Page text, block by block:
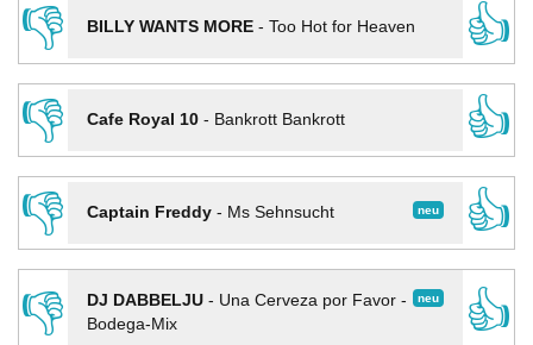
👎
BILLY WANTS MORE- Too Hot for Heaven
👍
👎
Cafe Royal 10- Bankrott Bankrott
👍
👎
neu
Captain Freddy- Ms Sehnsucht
👍
👎
neu
DJ DABBELJU- Una Cerveza por Favor -
Bodega-Mix
👍